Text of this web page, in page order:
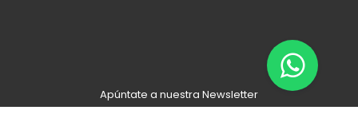
Apúntate a nuestra Newsletter